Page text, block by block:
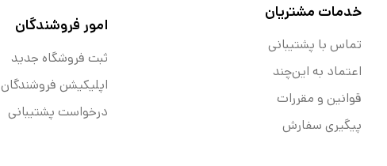
خدمات مشتریان
تماس با پشتیبانی
اعتماد به این‌چند
قوانین و مقررات
پیگیری سفارش
امور فروشندگان
ثبت فروشگاه جدید
اپلیکیشن فروشندگان
درخواست پشتیبانی